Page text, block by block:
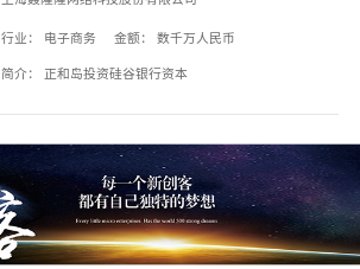
行业： 电子商务 金额： 数千万人民币
简介： 正和岛投资硅谷银行资本